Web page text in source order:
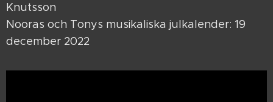
Knutsson
Nooras och Tonys musikaliska julkalender: 19
december 2022